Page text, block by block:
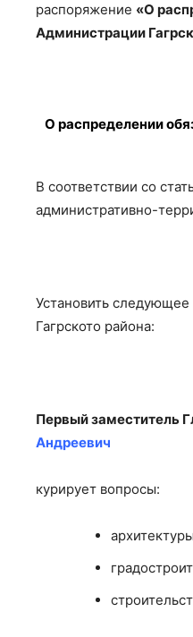
распоряжение «О
Администрации
О распределении
В соответствии со
административно-
Установить
Гагрското района:
Первый заместитель
Андреевич
курирует вопросы: